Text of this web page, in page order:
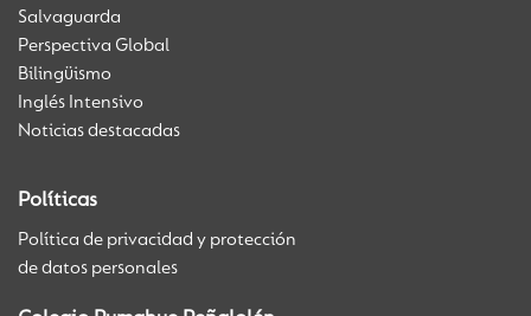
Salvaguarda
Perspectiva Global
Bilingüismo
Inglés Intensivo
Noticias destacadas
Políticas
Política de privacidad y protección
de datos personales